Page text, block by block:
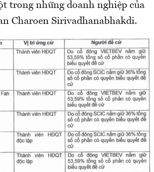
trong những doanh nghiệp của
Charoen Sirivadhanabhakdi.